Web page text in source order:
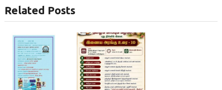
Related Posts